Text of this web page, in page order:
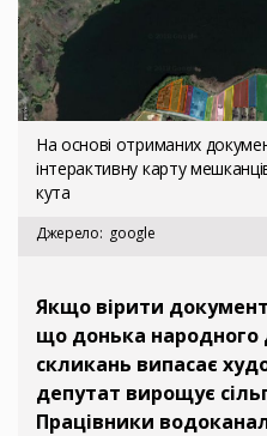
На основі отриманих
інтерактивну карту
кута
Джерело google
Якщо вірити
що донька народного
скликань випасає
депутат вирощує
Працівники